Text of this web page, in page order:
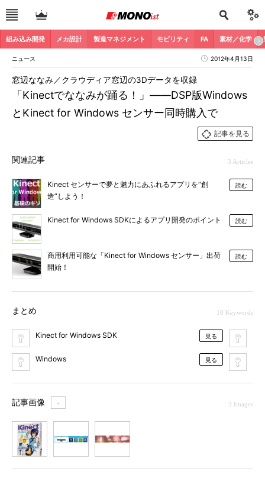
組み込み開発 メカ設計 製造マネジメント モビリティ FA 素材／化学
ニュース 2012年4月13日
「Kinectでななみが踊る！」――DSP版Windows
とKinect for Windows センサー同時購入で
窓辺ななみ／クラウディア窓辺の3Dデータを収録
記事を見る
関連記事 3 Articles
Kinect センサーで夢と魅力にあふれるアプリを“創
造”しよう！
読む
Kinect for Windows SDKによるアプリ開発のポイント 読む
商用利用可能な「Kinect for Windows センサー」出荷
開始！
読む
まとめ 10 Keywords
Kinect for Windows SDK 見る
Windows 見る
記事画像 ＋ 3 Images